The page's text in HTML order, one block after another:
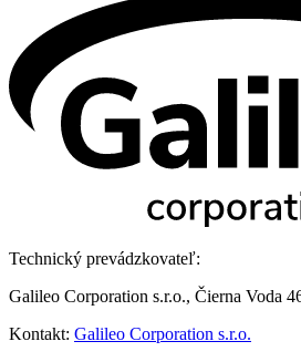
Technický prevádzkovateľ:
Galileo Corporation s.r.o., Čierna Voda
Kontakt: Galileo Corporation s.r.o.